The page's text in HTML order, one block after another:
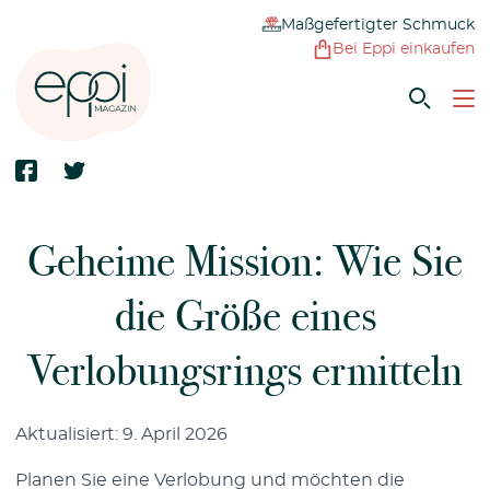
Maßgefertigter Schmuck
Bei Eppi einkaufen
Geheime Mission: Wie Sie
die Größe eines
Verlobungsrings ermitteln
Aktualisiert: 9. April 2026
Planen Sie eine Verlobung und möchten die